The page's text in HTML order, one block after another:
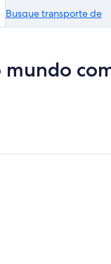
Busque transporte de
mundo